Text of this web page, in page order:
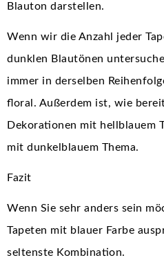
Blauton darstellen.
Wenn wir die Anzahl jeder
dunklen Blautönen
immer in derselben
floral. Außerdem ist, wie
Dekorationen mit hellblauem
mit dunkelblauem Thema.
Fazit
Wenn Sie sehr anders sein
Tapeten mit blauer Farbe
seltenste Kombination.